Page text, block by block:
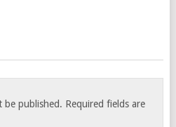
be published. Required fields are